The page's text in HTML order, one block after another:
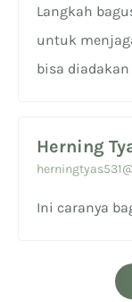
Langkah
untuk
bisa
Herning
Ini caranya